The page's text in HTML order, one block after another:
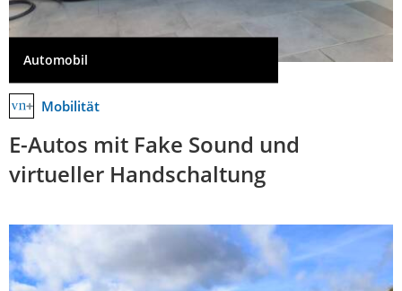
Automobil
Mobilität
E-Autos mit Fake Sound und
virtueller Handschaltung